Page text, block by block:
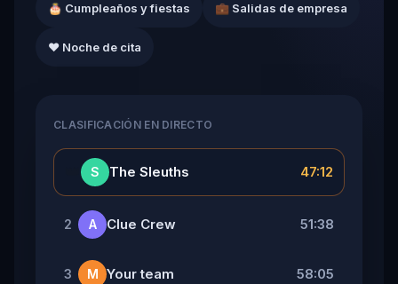
🎂 Cumpleaños y fiestas 💼 Salidas de empresa
❤️ Noche de cita
CLASIFICACIÓN EN DIRECTO
S The Sleuths 47:12
2 A Clue Crew 51:38
3 M Your team 58:05